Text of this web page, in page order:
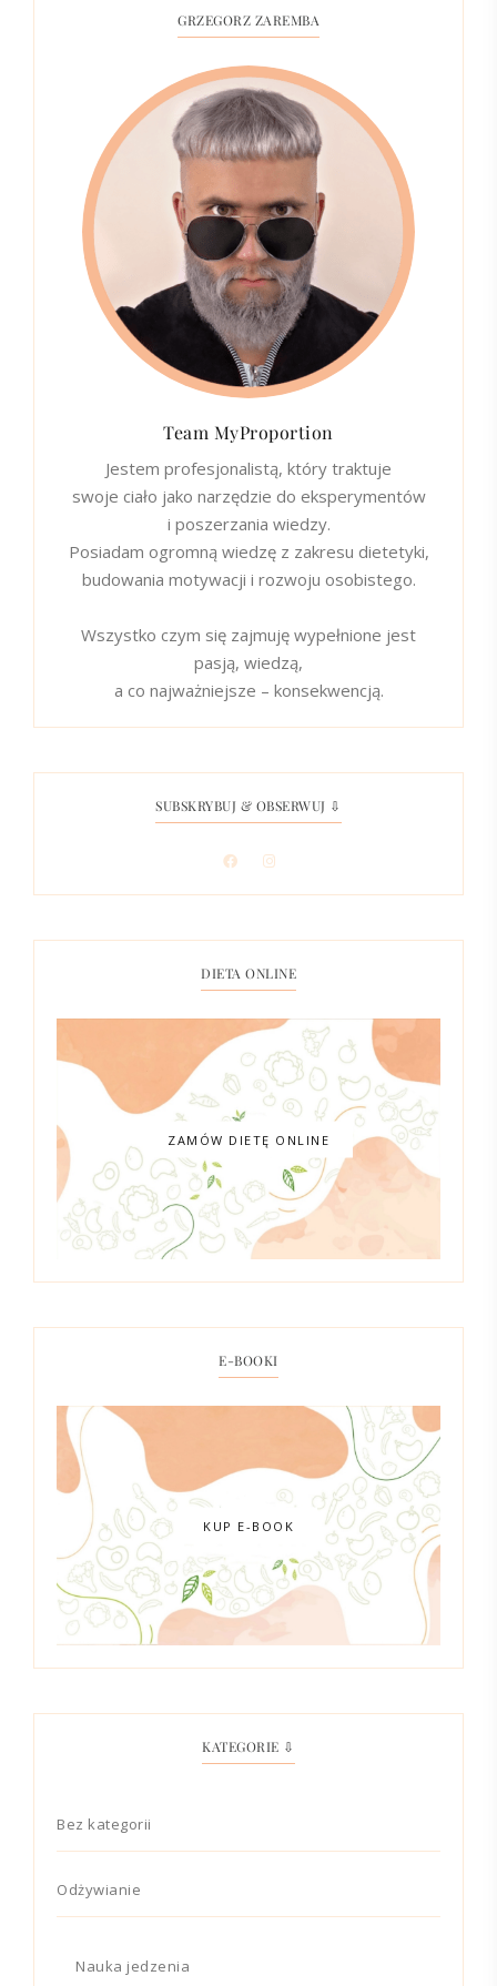
GRZEGORZ ZAREMBA
Team MyProportion
Jestem profesjonalistą, który traktuje
swoje ciało jako narzędzie do eksperymentów
i poszerzania wiedzy.
Posiadam ogromną wiedzę z zakresu dietetyki,
budowania motywacji i rozwoju osobistego.
Wszystko czym się zajmuję wypełnione jest
pasją, wiedzą,
a co najważniejsze – konsekwencją.
SUBSKRYBUJ & OBSERWUJ ⇩
DIETA ONLINE
ZAMÓW DIETĘ ONLINE
E-BOOKI
KUP E-BOOK
KATEGORIE ⇩
Bez kategorii
Odżywianie
Nauka jedzenia